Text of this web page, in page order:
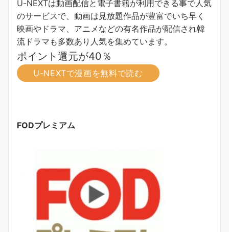
U-NEXTは動画配信と電子書籍が利用できる事で人気
のサービスで、動画は見放題作品が豊富でいち早く
映画やドラマ、アニメなどの有名作品が配信され韓
流ドラマも多数あり人気を集めています。
ポイント還元が40％
U-NEXTで漫画を無料で読む
FODプレミアム